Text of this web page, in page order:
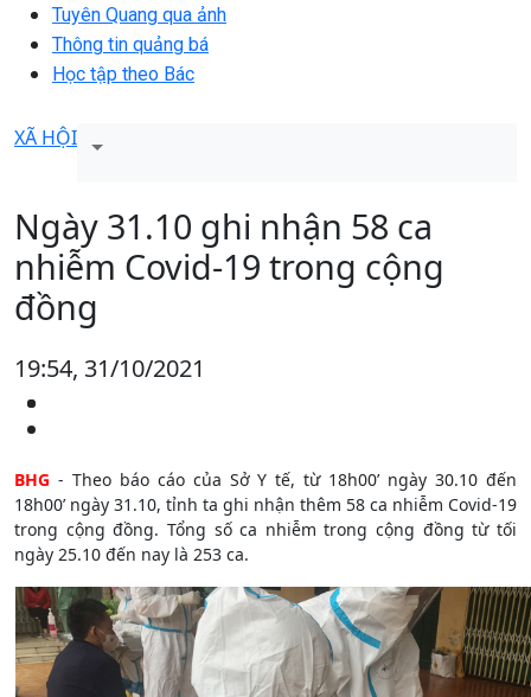
Tuyên Quang qua ảnh
Thông tin quảng bá
Học tập theo Bác
XÃ HỘI
Ngày 31.10 ghi nhận 58 ca
nhiễm Covid-19 trong cộng
đồng
19:54, 31/10/2021
BHG - Theo báo cáo của Sở Y tế, từ 18h00’ ngày 30.10 đến
18h00’ ngày 31.10, tỉnh ta ghi nhận thêm 58 ca nhiễm Covid-19
trong cộng đồng. Tổng số ca nhiễm trong cộng đồng từ tối
ngày 25.10 đến nay là 253 ca.